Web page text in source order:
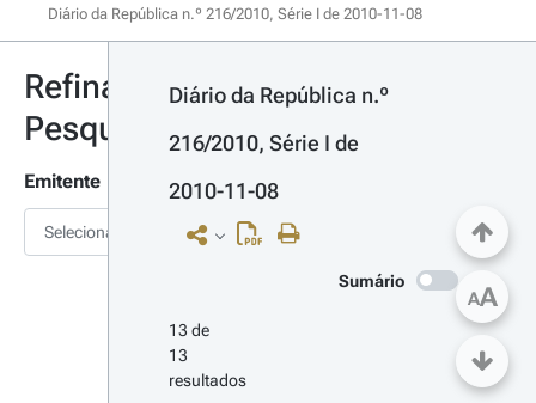
Diário da República n.º 216/2010, Série I de 2010-11-08
Refinar
Pesquisa
Emitente
Selecionar
Diário da República n.º
216/2010, Série I de
2010-11-08
Sumário
13 de
13
resultados
AA